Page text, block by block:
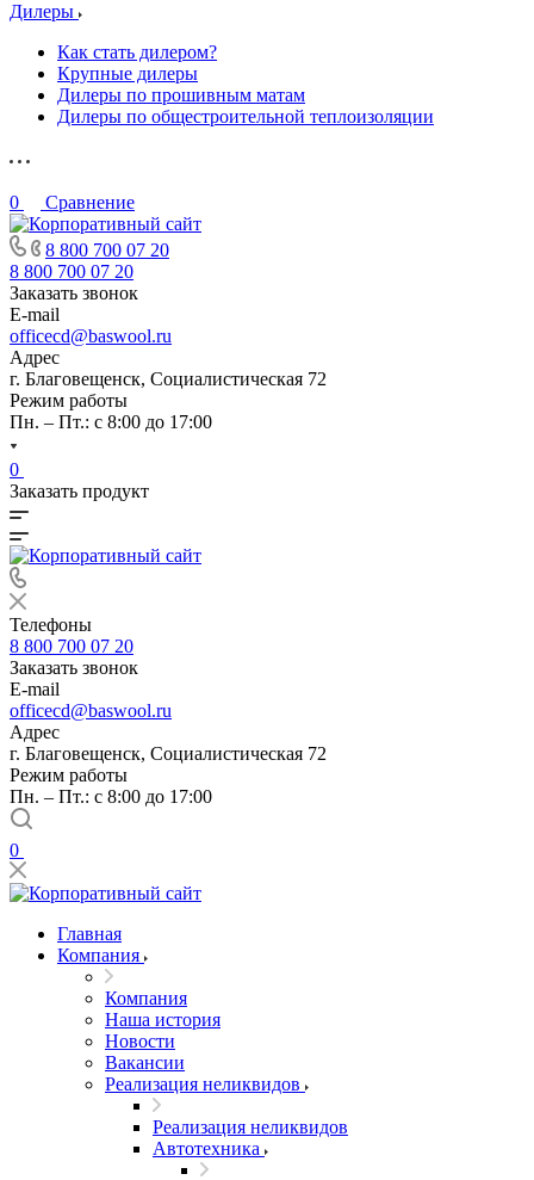
Дилеры
Как стать дилером?
Крупные дилеры
Дилеры по прошивным матам
Дилеры по общестроительной теплоизоляции
0 Сравнение
8 800 700 07 20
8 800 700 07 20
Заказать звонок
E-mail
officecd@baswool.ru
Адрес
г. Благовещенск, Социалистическая 72
Режим работы
Пн. – Пт.: с 8:00 до 17:00
0
Заказать продукт
Телефоны
8 800 700 07 20
Заказать звонок
E-mail
officecd@baswool.ru
Адрес
г. Благовещенск, Социалистическая 72
Режим работы
Пн. – Пт.: с 8:00 до 17:00
0
Главная
Компания
Компания
Наша история
Новости
Вакансии
Реализация неликвидов
Реализация неликвидов
Автотехника